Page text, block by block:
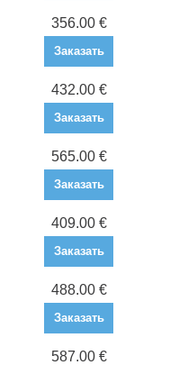
356.00 €
Заказать
432.00 €
Заказать
565.00 €
Заказать
409.00 €
Заказать
488.00 €
Заказать
587.00 €